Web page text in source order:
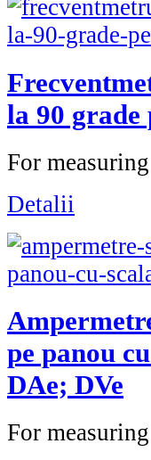
la 90 grade
For
Detalii
pe panou
DAe; DVe
For